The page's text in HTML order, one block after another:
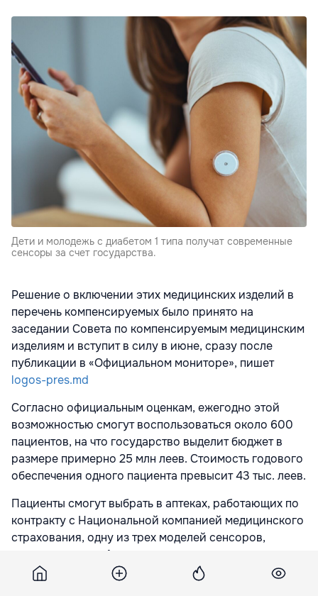
Дети и молодежь с диабетом 1 типа получат современные
сенсоры за счет государства.
Решение о включении этих медицинских изделий в
перечень компенсируемых было принято на
заседании Совета по компенсируемым медицинским
изделиям и вступит в силу в июне, сразу после
публикации в «Официальном мониторе», пишет
logos-pres.md
Согласно официальным оценкам, ежегодно этой
возможностью смогут воспользоваться около 600
пациентов, на что государство выделит бюджет в
размере примерно 25 млн леев. Стоимость годового
обеспечения одного пациента превысит 43 тыс. леев.
Пациенты смогут выбрать в аптеках, работающих по
контракту с Национальной компанией медицинского
страхования, одну из трех моделей сенсоров,
авторизованных Агентством по лекарствам и
медицинским изделиям. При этом власти